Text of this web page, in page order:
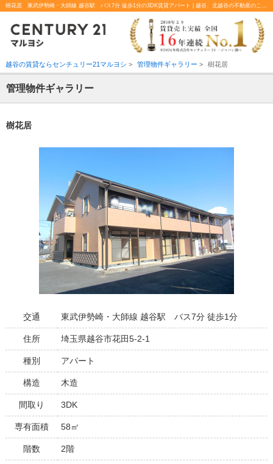
樹花居 東武伊勢崎・大師線 越谷駅 バス7分 徒歩1分の3DK賃貸アパート | 越谷、北越谷の不動産のことならセンチュリー21マルヨシ
越谷の賃貸ならセンチュリー21マルヨシ > 管理物件ギャラリー > 樹花居
管理物件ギャラリー
樹花居
交通 東武伊勢崎・大師線 越谷駅 バス7分 徒歩1分
住所 埼玉県越谷市花田5-2-1
種別 アパート
構造 木造
間取り 3DK
専有面積 58㎡
階数 2階